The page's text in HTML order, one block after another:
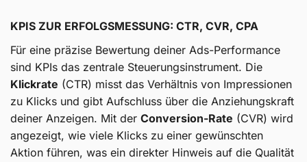
KPIS ZUR ERFOLGSMESSUNG: CTR, CVR, CPA
Für eine präzise Bewertung deiner Ads-Performance
sind KPIs das zentrale Steuerungsinstrument. Die
Klickrate (CTR) misst das Verhältnis von Impressionen
zu Klicks und gibt Aufschluss über die Anziehungskraft
deiner Anzeigen. Mit der Conversion-Rate (CVR) wird
angezeigt, wie viele Klicks zu einer gewünschten
Aktion führen, was ein direkter Hinweis auf die Qualität